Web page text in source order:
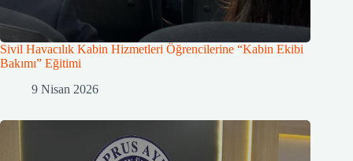
Sivil Havacılık Kabin Hizmetleri Öğrencilerine “Kabin Ekibi
Bakımı” Eğitimi
9 Nisan 2026